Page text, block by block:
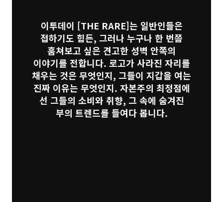
이투데이 [THE RARE]는 일반인들은
접하기도 힘든, 그러나 누구나 한 번쯤
훔쳐보고 싶은 견고한 성벽 안쪽의
이야기를 전합니다. 로고가 사라진 자리를
채우는 것은 무엇인지, 그들이 지갑을 여는
진짜 이유는 무엇인지. 자본주의 최정점에
선 그들의 소비와 취향, 그 속에 숨겨진
부의 트렌드를 들여다 봅니다.